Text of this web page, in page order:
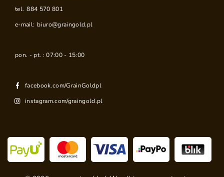
tel. 884 570 801
e-mail: biuro@graingold.pl
pon. - pt. : 07:00 - 15:00
facebook.com/GrainGoldpl
instagram.com/graingold.pl